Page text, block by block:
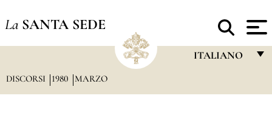
La SANTA SEDE
ITALIANO
DISCORSI 1980 MARZO